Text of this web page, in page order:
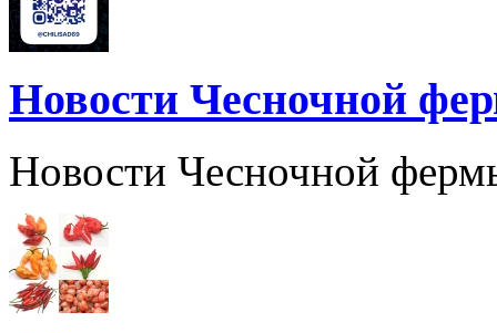
Новости Чесночной
Новости Чесночной